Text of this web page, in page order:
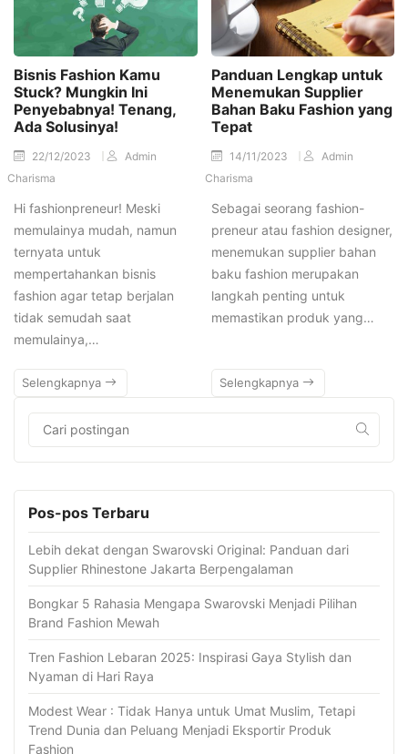
Bisnis Fashion Kamu
Stuck? Mungkin Ini
Penyebabnya! Tenang,
Ada Solusinya!
22/12/2023
Admin
Charisma
Hi fashionpreneur! Meski
memulainya mudah, namun
ternyata untuk
mempertahankan bisnis
fashion agar tetap berjalan
tidak semudah saat
memulainya,…
Selengkapnya
Panduan Lengkap untuk
Menemukan Supplier
Bahan Baku Fashion yang
Tepat
14/11/2023
Admin
Charisma
Sebagai seorang fashion-
preneur atau fashion designer,
menemukan supplier bahan
baku fashion merupakan
langkah penting untuk
memastikan produk yang…
Selengkapnya
Pos-pos Terbaru
Lebih dekat dengan Swarovski Original: Panduan dari
Supplier Rhinestone Jakarta Berpengalaman
Bongkar 5 Rahasia Mengapa Swarovski Menjadi Pilihan
Brand Fashion Mewah
Tren Fashion Lebaran 2025: Inspirasi Gaya Stylish dan
Nyaman di Hari Raya
Modest Wear : Tidak Hanya untuk Umat Muslim, Tetapi
Trend Dunia dan Peluang Menjadi Eksportir Produk
Fashion